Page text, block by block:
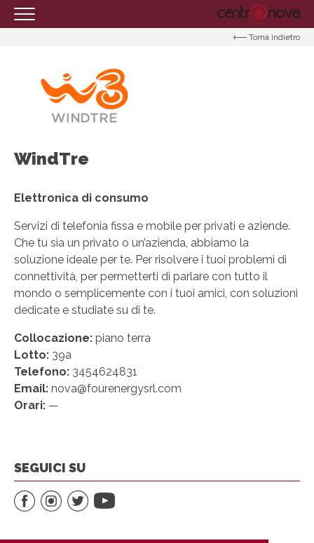
IL CENTRO
ORARI
COME RAGGIUNGERCI
PROMOZIONI
EVENTI
SERVIZI
IL TUO BUSINESS AL CENTRO
CONTATTI
Torna indietro
WindTre
Elettronica di consumo
Servizi di telefonia fissa e mobile per privati e aziende.
Che tu sia un privato o un’azienda, abbiamo la
soluzione ideale per te. Per risolvere i tuoi problemi di
connettività, per permetterti di parlare con tutto il
mondo o semplicemente con i tuoi amici, con soluzioni
dedicate e studiate su di te.
Collocazione: piano terra
Lotto: 39a
Telefono: 3454624831
Email: nova@fourenergysrl.com
Orari: —
SEGUICI SU